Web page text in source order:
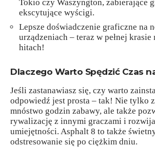
Tokio czy Waszyngton, zabierające
ekscytujące wyścigi.
Lepsze doświadczenie graficzne na
urządzeniach – teraz w pełnej
hitach!
Dlaczego Warto Spędzić Czas
Jeśli zastanawiasz się, czy warto
odpowiedź jest prosta – tak! Nie tylko
mnóstwo godzin zabawy, ale także
rywalizację z innymi graczami i
umiejętności. Asphalt 8 to także
odstresowanie się po ciężkim dniu.